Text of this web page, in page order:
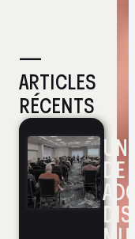
—
ARTICLES
RÉCENTS
DE